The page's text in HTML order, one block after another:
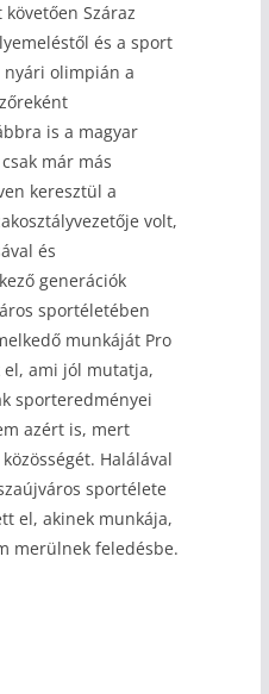
Száraz
és a sport
olimpián a
is a magyar
már más
keresztül a
volt,
és
generációk
sportéletében
munkáját Pro
ami jól mutatja,
sporteredményei
azért is, mert
Halálával
sportélete
el, akinek munkája,
merülnek feledésbe.